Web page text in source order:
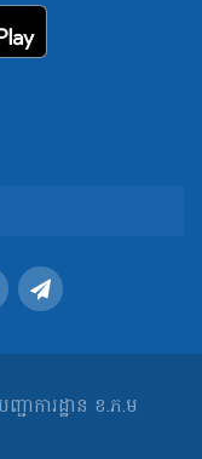
ាការដ្ឋាន ខ.ភ.ម